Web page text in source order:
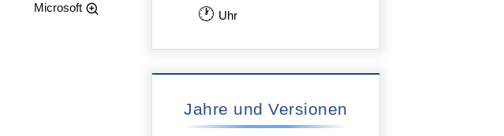
Microsoft 🕐 Uhr
Jahre und Versionen